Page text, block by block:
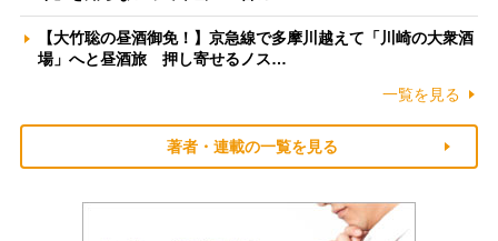
【大竹聡の昼酒御免！】京急線で多摩川越えて「川崎の大衆酒
場」へと昼酒旅 押し寄せるノス…
一覧を見る
著者・連載の一覧を見る